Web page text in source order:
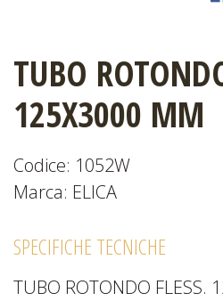
CATALOGHI
EVENTI
NEWS
TUBO
125X3000 MM
Codice: 1052W
Marca: ELICA
SPECIFICHE TECNICHE
TUBO ROTONDO FLESS.